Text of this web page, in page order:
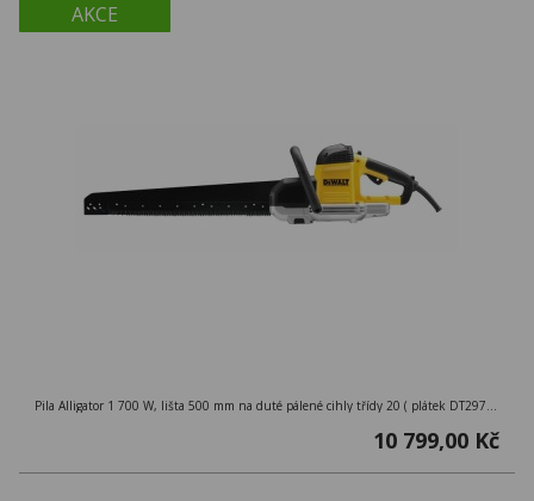
AKCE
10 799,00 Kč